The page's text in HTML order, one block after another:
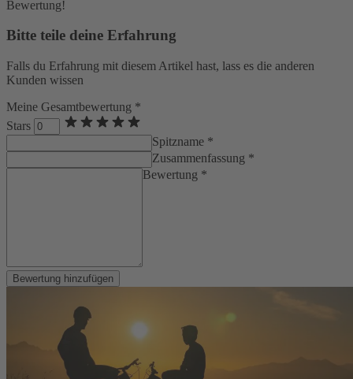
Bewertung!
Bitte teile deine Erfahrung
Falls du Erfahrung mit diesem Artikel hast, lass es die anderen
Kunden wissen
Meine Gesamtbewertung *
Stars
Spitzname *
Zusammenfassung *
Bewertung *
Bewertung hinzufügen